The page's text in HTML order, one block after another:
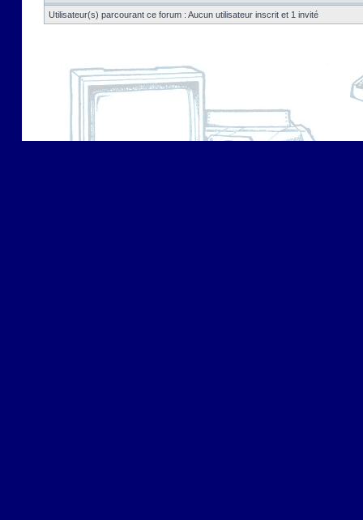
Utilisateur(s) parcourant ce forum : Aucun utilisateur inscrit et 1 invité